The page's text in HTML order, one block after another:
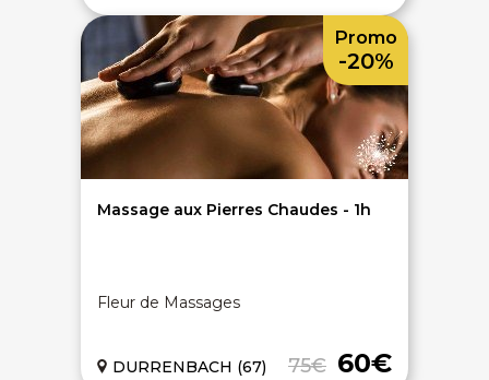
Massage aux Pierres Chaudes - 1h
Fleur de Massages
75€ 60€
DURRENBACH (67)
Promo
-20%